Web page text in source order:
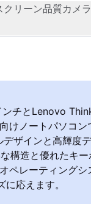
クリーン品質カメラ
チとLenovo
けノートパソコ
ザインと高輝度
構造と優れたキ
ペレーティング
応えます。